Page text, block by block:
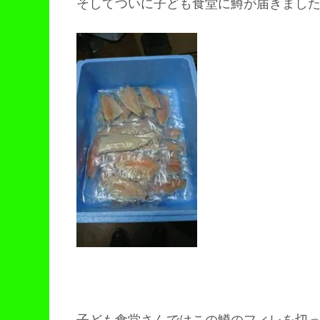
そしてついに子ども食堂に鱒が届きました